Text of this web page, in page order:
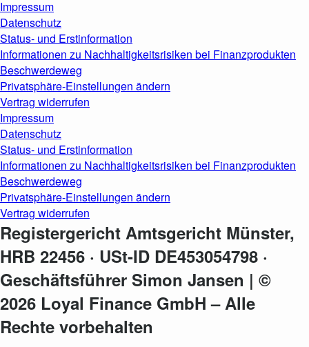
Impressum
Datenschutz
Status- und Erstinformation
Informationen zu Nachhaltigkeitsrisiken bei Finanzprodukten
Beschwerdeweg
Privatsphäre-Einstellungen ändern
Vertrag widerrufen
Impressum
Datenschutz
Status- und Erstinformation
Informationen zu Nachhaltigkeitsrisiken bei Finanzprodukten
Beschwerdeweg
Privatsphäre-Einstellungen ändern
Vertrag widerrufen
Registergericht Amtsgericht Münster,
HRB 22456 · USt-ID DE453054798 ·
Geschäftsführer Simon Jansen | ©
2026 Loyal Finance GmbH – Alle
Rechte vorbehalten